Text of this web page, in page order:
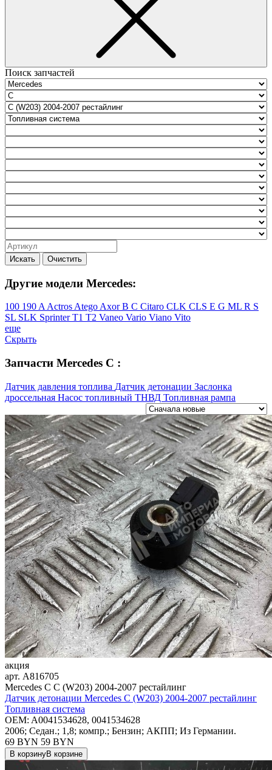
Поиск запчастей
Искать Очистить
Другие модели Mercedes:
100 190 A Actros Atego AxorB C Citaro CLK CLS E G ML R S
SL SLK SprinterT1 T2 Vaneo Vario Viano Vito
еще
Скрыть
Запчасти Mercedes C :
Датчик давления топлива Датчик детонации Заслонка
дроссельная Насос топливный ТНВД Топливная рампа
акция
арт. A816705
Mercedes C C (W203) 2004-2007 рестайлинг
Датчик детонации Mercedes C (W203) 2004-2007 рестайлинг
Топливная система
OEM: A0041534628, 0041534628
2006; Седан.; 1,8; компр.; Бензин; АКПП; Из Германии.
69 BYN 59 BYN
В корзинуВ корзине